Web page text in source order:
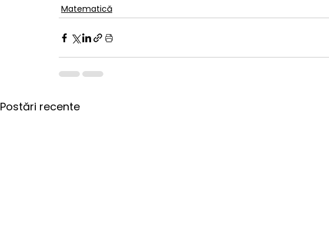
Matematică
Postări recente